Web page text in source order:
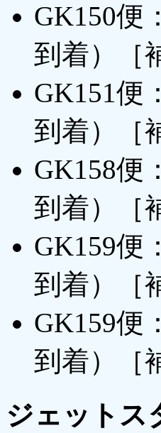
GK150便
到着）［
GK151便
到着）［
GK158便
到着）［
GK159便
到着）［
GK159便
到着）［
ジェットス